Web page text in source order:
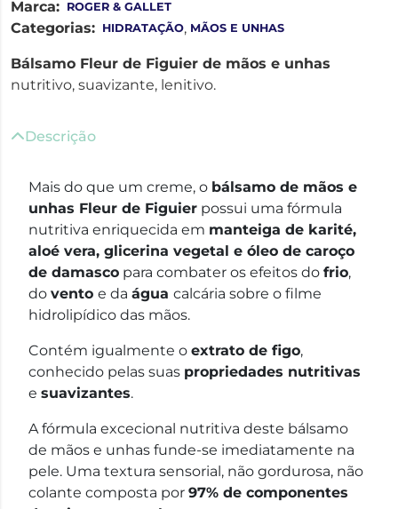
Marca: ROGER & GALLET
Categorias: HIDRATAÇÃO, MÃOS E UNHAS
Bálsamo Fleur de Figuier de mãos e unhas
nutritivo, suavizante, lenitivo.
Descrição
Mais do que um creme, o bálsamo de mãos e
unhas Fleur de Figuier possui uma fórmula
nutritiva enriquecida em manteiga de karité,
aloé vera, glicerina vegetal e óleo de caroço
de damasco para combater os efeitos do frio,
do vento e da água calcária sobre o filme
hidrolipídico das mãos.
Contém igualmente o extrato de figo,
conhecido pelas suas propriedades nutritivas
e suavizantes.
A fórmula excecional nutritiva deste bálsamo
de mãos e unhas funde-se imediatamente na
pele. Uma textura sensorial, não gordurosa, não
colante composta por 97% de componentes